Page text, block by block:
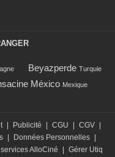
Beyazperde Turquie
México Mexique
Publicité CGU CGV
Données Personnelles
services AlloCiné Gérer Utiq